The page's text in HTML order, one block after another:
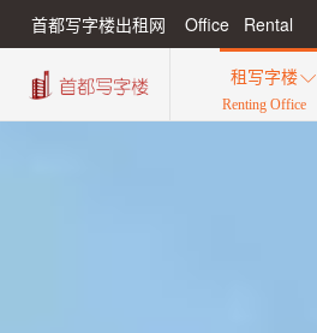
首都写字楼出租网 Office Rental
租写字楼
Renting Office
